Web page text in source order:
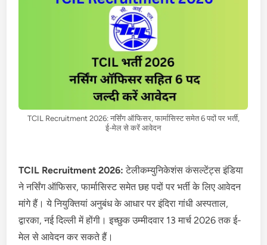
TCIL Recruitment 2026: नर्सिंग ऑफिसर, फार्मासिस्ट समेत 6 पदों पर भर्ती,
ई-मेल से करें आवेदन
TCIL Recruitment 2026:टेलीकम्युनिकेशंस कंसल्टेंट्स इंडिया
ने नर्सिंग ऑफिसर, फार्मासिस्ट समेत छह पदों पर भर्ती के लिए आवेदन
मांगे हैं। ये नियुक्तियां अनुबंध के आधार पर इंदिरा गांधी अस्पताल,
द्वारका, नई दिल्ली में होंगी। इच्छुक उम्मीदवार 13 मार्च 2026 तक ई-
मेल से आवेदन कर सकते हैं।